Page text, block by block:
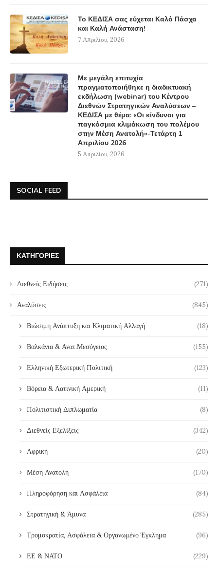
Το ΚΕΔΙΣΑ σας εύχεται Καλό Πάσχα
και Καλή Ανάσταση!
7 Απριλίου, 2026
Με μεγάλη επιτυχία
πραγματοποιήθηκε η διαδικτυακή
εκδήλωση (webinar) του Κέντρου
Διεθνών Στρατηγικών Αναλύσεων –
ΚΕΔΙΣΑ με θέμα: «Οι κίνδυνοι για
παγκόσμια κλιμάκωση του πολέμου
στην Μέση Ανατολή»-Τετάρτη 1
Απριλίου 2026
5 Απριλίου, 2026
SOCIAL FEED
ΚΑΤΗΓΟΡΊΕΣ
Διεθνείς Ειδήσεις (271)
Αναλύσεις (845)
Βιώσιμη Ανάπτυξη και Κλιματική Αλλαγή (18)
Βαλκάνια & Ανατ.Μεσόγειος (155)
Ελληνική Εξωτερική Πολιτική (123)
Βόρεια & Λατινική Αμερική (11)
Πολιτιστική Διπλωματία (8)
Διεθνείς Εξελίξεις (342)
Αφρική (20)
Μέση Ανατολή (170)
Πληροφόρηση και Ασφάλεια (84)
Στρατηγική & Άμυνα (285)
Τρομοκρατία, Ασφάλεια & Οργανωμένο Έγκλημα (96)
ΕΕ & ΝΑΤΟ (229)